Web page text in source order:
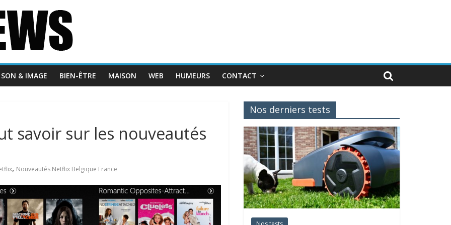
SON & IMAGE BIEN-ÊTRE MAISON WEB HUMEURS CONTACT
savoir sur les nouveautés
, Nouveautés Netflix Belgique France
Nos derniers tests